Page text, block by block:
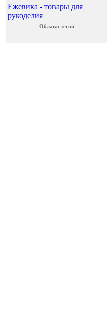
Ежевика - товары для
рукоделия
Облако тегов